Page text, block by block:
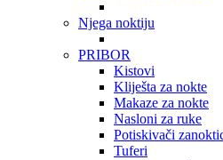
Njega noktiju
PRIBOR
Kistovi
Kliješta za nokte
Makaze za nokte
Nasloni za ruke
Potiskivači
Tuferi